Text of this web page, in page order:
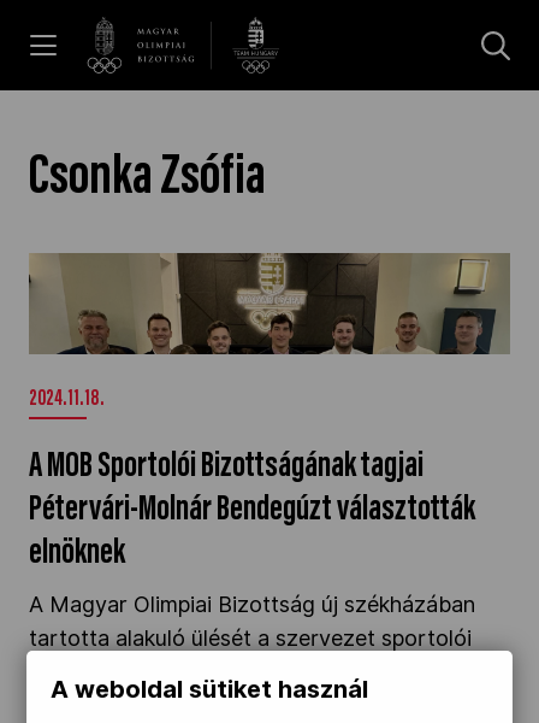
Dakar 2026
Los Angeles 2028
MOB
Csonka Zsófia
A MOB Sportolói Bizottságának tagjai
Pétervári-Molnár Bendegúzt választották
elnöknek" />
2024.11.18.
A MOB Sportolói Bizottságának tagjai
Pétervári-Molnár Bendegúzt választották
elnöknek
A Magyar Olimpiai Bizottság új székházában
tartotta alakuló ülését a szervezet sportolói
Molnár Bendegúzt választották elnöknek, a két
A weboldal sütiket használ